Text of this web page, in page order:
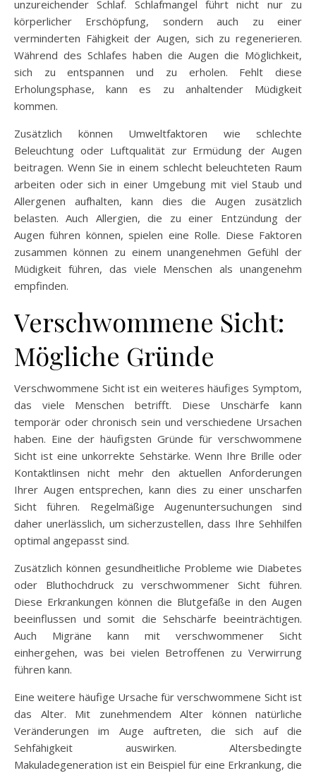
unzureichender Schlaf. Schlafmangel führt nicht nur zu
körperlicher Erschöpfung, sondern auch zu einer
verminderten Fähigkeit der Augen, sich zu regenerieren.
Während des Schlafes haben die Augen die Möglichkeit,
sich zu entspannen und zu erholen. Fehlt diese
Erholungsphase, kann es zu anhaltender Müdigkeit
kommen.
Zusätzlich können Umweltfaktoren wie schlechte
Beleuchtung oder Luftqualität zur Ermüdung der Augen
beitragen. Wenn Sie in einem schlecht beleuchteten Raum
arbeiten oder sich in einer Umgebung mit viel Staub und
Allergenen aufhalten, kann dies die Augen zusätzlich
belasten. Auch Allergien, die zu einer Entzündung der
Augen führen können, spielen eine Rolle. Diese Faktoren
zusammen können zu einem unangenehmen Gefühl der
Müdigkeit führen, das viele Menschen als unangenehm
empfinden.
Verschwommene Sicht:
Mögliche Gründe
Verschwommene Sicht ist ein weiteres häufiges Symptom,
das viele Menschen betrifft. Diese Unschärfe kann
temporär oder chronisch sein und verschiedene Ursachen
haben. Eine der häufigsten Gründe für verschwommene
Sicht ist eine unkorrekte Sehstärke. Wenn Ihre Brille oder
Kontaktlinsen nicht mehr den aktuellen Anforderungen
Ihrer Augen entsprechen, kann dies zu einer unscharfen
Sicht führen. Regelmäßige Augenuntersuchungen sind
daher unerlässlich, um sicherzustellen, dass Ihre Sehhilfen
optimal angepasst sind.
Zusätzlich können gesundheitliche Probleme wie Diabetes
oder Bluthochdruck zu verschwommener Sicht führen.
Diese Erkrankungen können die Blutgefäße in den Augen
beeinflussen und somit die Sehschärfe beeinträchtigen.
Auch Migräne kann mit verschwommener Sicht
einhergehen, was bei vielen Betroffenen zu Verwirrung
führen kann.
Eine weitere häufige Ursache für verschwommene Sicht ist
das Alter. Mit zunehmendem Alter können natürliche
Veränderungen im Auge auftreten, die sich auf die
Sehfähigkeit auswirken. Altersbedingte
Makuladegeneration ist ein Beispiel für eine Erkrankung, die